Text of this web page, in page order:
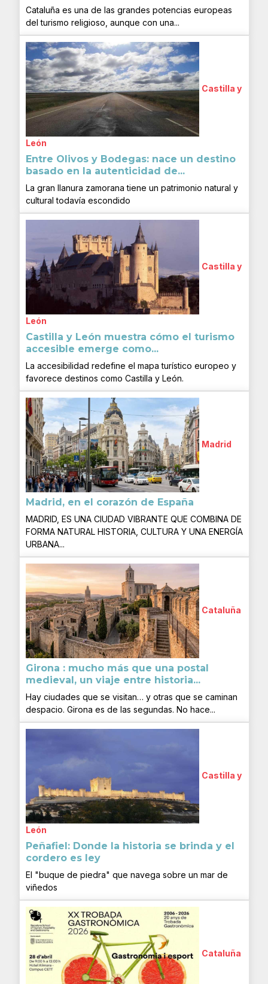
Cataluña es una de las grandes potencias europeas
del turismo religioso, aunque con una...
Castilla y
León
Entre Olivos y Bodegas: nace un destino
basado en la autenticidad de...
La gran llanura zamorana tiene un patrimonio natural y
cultural todavía escondido
Castilla y
León
Castilla y León muestra cómo el turismo
accesible emerge como...
La accesibilidad redefine el mapa turístico europeo y
favorece destinos como Castilla y León.
Madrid
Madrid, en el corazón de España
MADRID, ES UNA CIUDAD VIBRANTE QUE COMBINA DE
FORMA NATURAL HISTORIA, CULTURA Y UNA ENERGÍA
URBANA...
Cataluña
Girona : mucho más que una postal
medieval, un viaje entre historia...
Hay ciudades que se visitan… y otras que se caminan
despacio. Girona es de las segundas. No hace...
Castilla y
León
Peñafiel: Donde la historia se brinda y el
cordero es ley
El "buque de piedra" que navega sobre un mar de
viñedos
Cataluña